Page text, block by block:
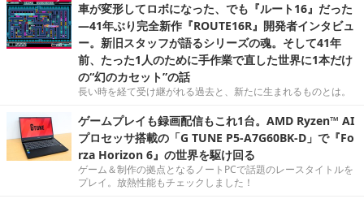
車が変形してロボになった、でも『ルート16』だった
―41年ぶり完全新作『ROUTE16R』開発者インタビュ
ー。新旧スタッフが語るシリーズの魂。そして41年
前、たった1人のために手作業で直した世界に1本だけ
の“幻のカセット”の話
長い時を経て受け継がれる過去と、新たに生まれるものとは。
ゲームプレイも録画配信もこれ1台。AMD Ryzen™ AI
プロセッサ搭載の「G TUNE P5-A7G60BK-D」で『Fo
rza Horizon 6』の世界を駆け回る
ゲーム＆制作の拠点となるノートPCで話題のレースタイトルを
プレイ。放熱性能もチェックしました！